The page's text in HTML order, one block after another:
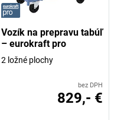
Vozík na prepravu tabúľ
– eurokraft pro
2 ložné plochy
bez DPH
829,- €